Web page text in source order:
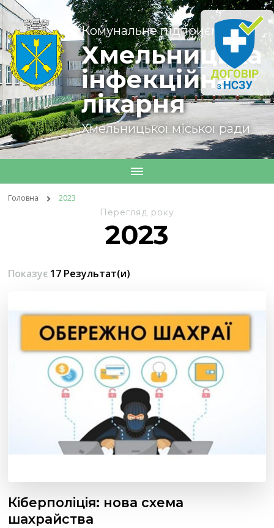
Комунальне підприємство
Хмельницька
інфекційна
лікарня
Хмельницької міської ради
Головна 2023
Перегляд року
2023
Показує 17 Результат(и)
Кіберполіція: нова схема
шахрайства